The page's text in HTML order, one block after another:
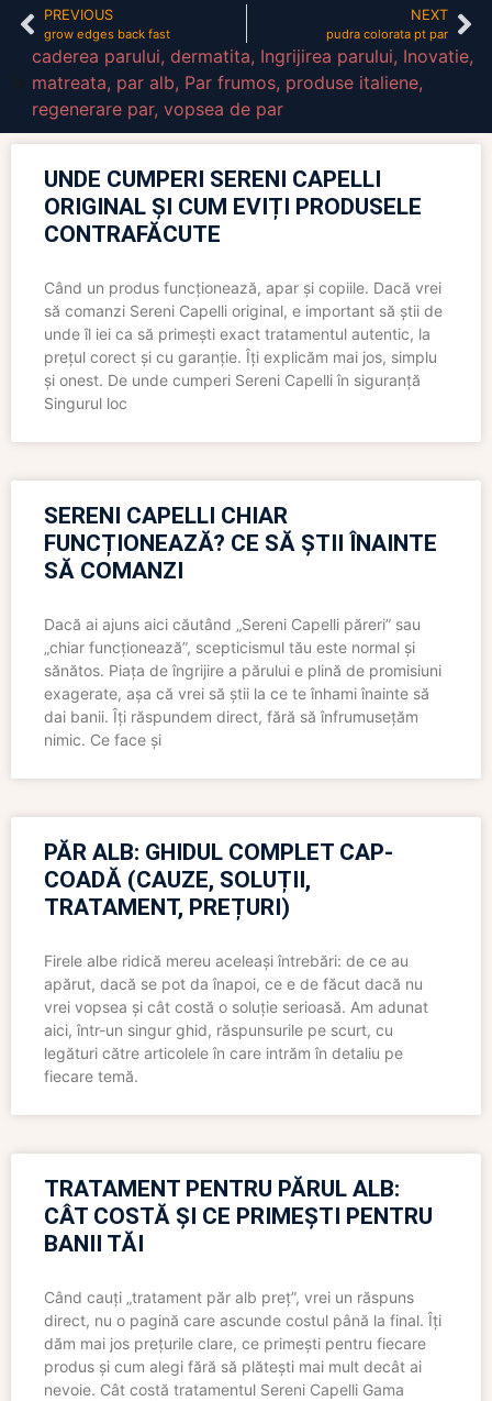
PREVIOUS
grow edges back fast
NEXT
pudra colorata pt par
caderea parului, dermatita, Ingrijirea parului, Inovatie,
matreata, par alb, Par frumos, produse italiene,
regenerare par, vopsea de par
UNDE CUMPERI SERENI CAPELLI
ORIGINAL ȘI CUM EVIȚI PRODUSELE
CONTRAFĂCUTE
Când un produs funcționează, apar și copiile. Dacă vrei
să comanzi Sereni Capelli original, e important să știi de
unde îl iei ca să primești exact tratamentul autentic, la
prețul corect și cu garanție. Îți explicăm mai jos, simplu
și onest. De unde cumperi Sereni Capelli în siguranță
Singurul loc
SERENI CAPELLI CHIAR
FUNCȚIONEAZĂ? CE SĂ ȘTII ÎNAINTE
SĂ COMANZI
Dacă ai ajuns aici căutând „Sereni Capelli păreri” sau
„chiar funcționează”, scepticismul tău este normal și
sănătos. Piața de îngrijire a părului e plină de promisiuni
exagerate, așa că vrei să știi la ce te înhami înainte să
dai banii. Îți răspundem direct, fără să înfrumusețăm
nimic. Ce face și
PĂR ALB: GHIDUL COMPLET CAP-
COADĂ (CAUZE, SOLUȚII,
TRATAMENT, PREȚURI)
Firele albe ridică mereu aceleași întrebări: de ce au
apărut, dacă se pot da înapoi, ce e de făcut dacă nu
vrei vopsea și cât costă o soluție serioasă. Am adunat
aici, într-un singur ghid, răspunsurile pe scurt, cu
legături către articolele în care intrăm în detaliu pe
fiecare temă.
TRATAMENT PENTRU PĂRUL ALB:
CÂT COSTĂ ȘI CE PRIMEȘTI PENTRU
BANII TĂI
Când cauți „tratament păr alb preț”, vrei un răspuns
direct, nu o pagină care ascunde costul până la final. Îți
dăm mai jos prețurile clare, ce primești pentru fiecare
produs și cum alegi fără să plătești mai mult decât ai
nevoie. Cât costă tratamentul Sereni Capelli Gama